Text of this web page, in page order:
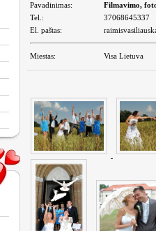
Pavadinimas:
Filmavimo,
Tel.:
37068645337
El. paštas:
Miestas: Visa Lietuva